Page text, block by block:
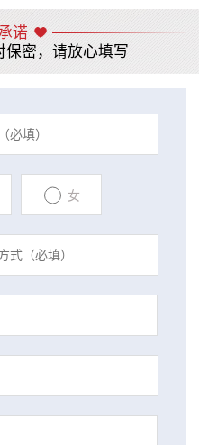
诺
保密，请放心填写
女